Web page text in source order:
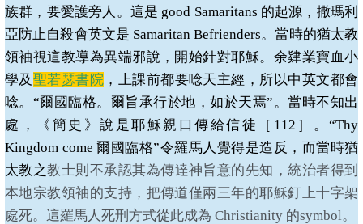
族群，要愛護旁人。這是 good Samaritans 的起源，撒瑪利
亞防止自殺會英文是 Samaritan Befrienders。當時的猶太教
領袖視這教導為異端邪說，開始針對耶穌。 余肄業寶血小
學及 聖若瑟書院 ，上課前都要唸天主經，所以中英文都會
唸。“爾國臨格。爾旨承行於地，如於天焉”。當時不知出
處，《簡史》說是耶穌親口傳給信徒［ 112 ］。“Thy
Kingdom come 爾國臨格”令羅馬人覺得是造反，而當時猶
太教之教士則不承認其為傳達神旨意的先知，統治者得到
本地宗教領袖的支持，把傳道僅兩三年的耶穌釘上十字架
處死。這羅馬人死刑方式從此成為 Christianity 的symbol。